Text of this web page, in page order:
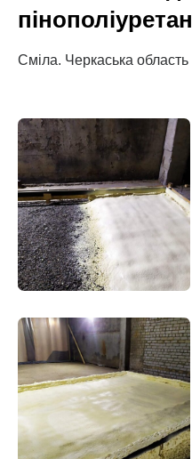
Сміла. Черкаська область